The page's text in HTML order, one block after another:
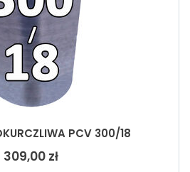
PCV 300/18
309,00 zł